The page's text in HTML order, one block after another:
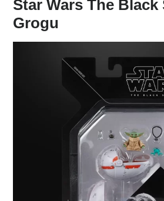
Star Wars The Black
Grogu